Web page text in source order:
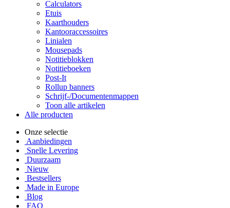
Calculators
Etuis
Kaarthouders
Kantooraccessoires
Linialen
Mousepads
Notitieblokken
Notitieboeken
Post-It
Rollup banners
Schrijf-/Documentenmappen
Toon alle artikelen
Alle producten
Onze selectie
Aanbiedingen
Snelle Levering
Duurzaam
Nieuw
Bestsellers
Made in Europe
Blog
FAQ